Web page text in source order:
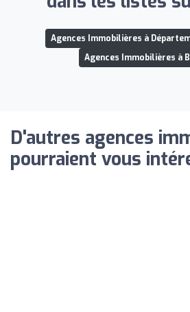
Agences Immobilières à
Agences Immobilières à
D'autres agences
pourraient vous